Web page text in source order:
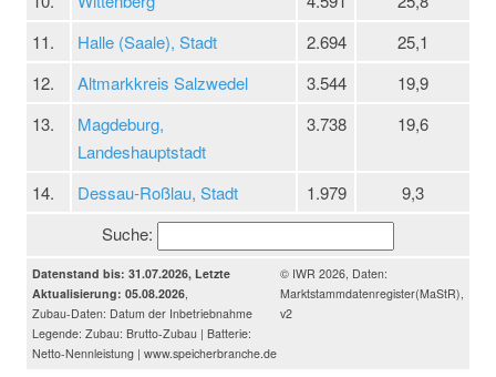
11.
Halle (Saale), Stadt 2.694
25,1
12.
Altmarkkreis Salzwedel 3.544
19,9
13.
Magdeburg,
Landeshauptstadt
3.738 19,6
14. Dessau-Roßlau, Stadt 1.979
9,3
Suche:
Datenstand bis: 31.07.2026, Letzte
Aktualisierung: 05.08.2026
Zubau-Daten: Datum der Inbetriebnahme
Legende: Zubau: Brutto-Zubau | Batterie:
Netto-Nennleistung | www.speicherbranche.de
© IWR 2026, Daten:
Marktstammdatenregister(MaStR),
v2